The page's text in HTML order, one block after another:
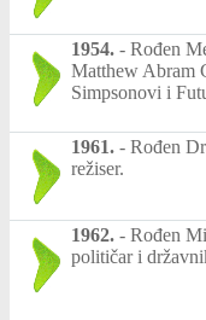
1954. - Rođen
Matthew Abram
Simpsonovi i
1961. - Rođen
režiser.
1962. - Rođen
političar i